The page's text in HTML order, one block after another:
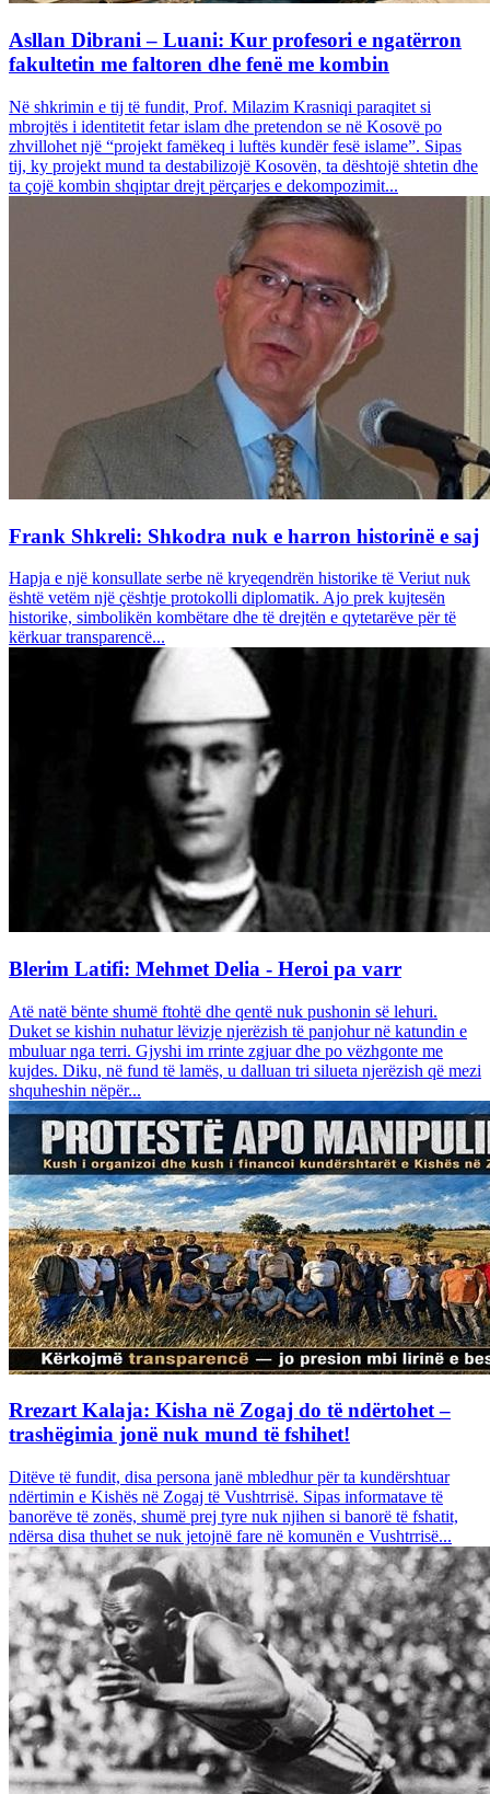
Asllan Dibrani – Luani: Kur profesori e ngatërron
fakultetin me faltoren dhe fenë me kombin
Në shkrimin e tij të fundit, Prof. Milazim Krasniqi paraqitet si
mbrojtës i identitetit fetar islam dhe pretendon se në Kosovë po
zhvillohet një “projekt famëkeq i luftës kundër fesë islame”. Sipas
tij, ky projekt mund ta destabilizojë Kosovën, ta dështojë shtetin dhe
ta çojë kombin shqiptar drejt përçarjes e dekompozimit...
Frank Shkreli: Shkodra nuk e harron historinë e saj
Hapja e një konsullate serbe në kryeqendrën historike të Veriut nuk
është vetëm një çështje protokolli diplomatik. Ajo prek kujtesën
historike, simbolikën kombëtare dhe të drejtën e qytetarëve për të
kërkuar transparencë...
Blerim Latifi: Mehmet Delia - Heroi pa varr
Atë natë bënte shumë ftohtë dhe qentë nuk pushonin së lehuri.
Duket se kishin nuhatur lëvizje njerëzish të panjohur në katundin e
mbuluar nga terri. Gjyshi im rrinte zgjuar dhe po vëzhgonte me
kujdes. Diku, në fund të lamës, u dalluan tri silueta njerëzish që mezi
shquheshin nëpër...
Rrezart Kalaja: Kisha në Zogaj do të ndërtohet –
trashëgimia jonë nuk mund të fshihet!
Ditëve të fundit, disa persona janë mbledhur për ta kundërshtuar
ndërtimin e Kishës në Zogaj të Vushtrrisë. Sipas informatave të
banorëve të zonës, shumë prej tyre nuk njihen si banorë të fshatit,
ndërsa disa thuhet se nuk jetojnë fare në komunën e Vushtrrisë...